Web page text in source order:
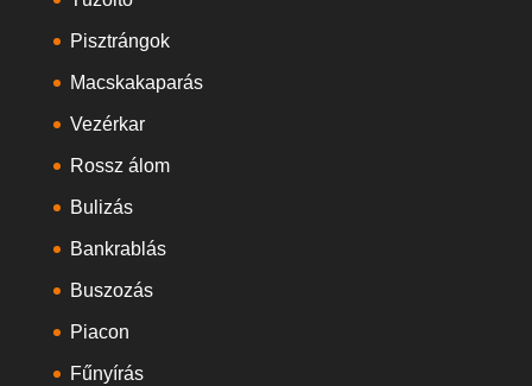
Pisztrángok
Macskakaparás
Vezérkar
Rossz álom
Bulizás
Bankrablás
Buszozás
Piacon
Fűnyírás